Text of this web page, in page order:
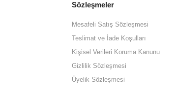
Sözleşmeler
Mesafeli Satış Sözleşmesi
Teslimat ve İade Koşulları
Kişisel Verileri Koruma Kanunu
Gizlilik Sözleşmesi
Üyelik Sözleşmesi